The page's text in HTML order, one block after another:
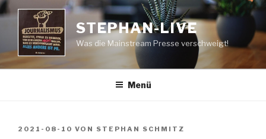
Zum
Inhalt
springen
STEPHAN-LIVE
Was die Mainstream Presse verschweigt!
Menü
VERÖFFENTLICHT
2021-08-10 VON STEPHAN SCHMITZ